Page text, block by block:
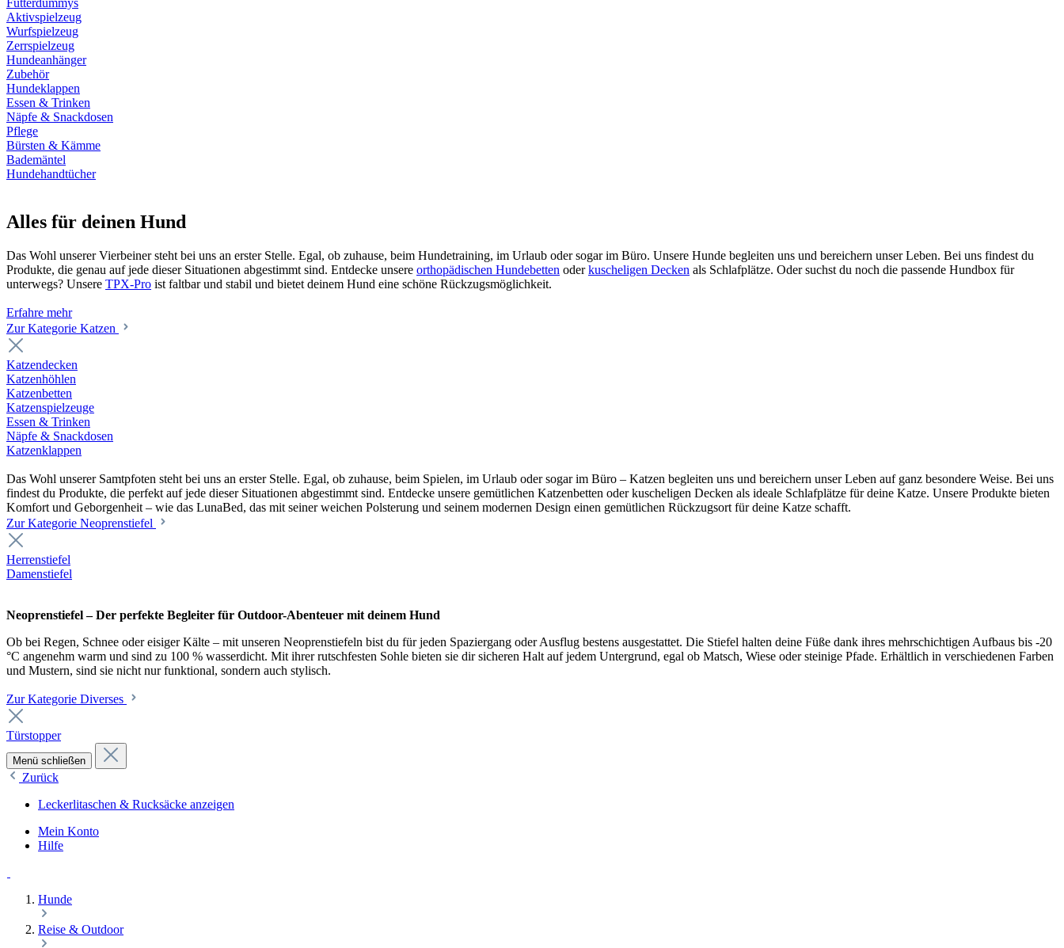
Futterdummys
Aktivspielzeug
Wurfspielzeug
Zerrspielzeug
Hundeanhänger
Zubehör
Hundeklappen
Essen & Trinken
Näpfe & Snackdosen
Pflege
Bürsten & Kämme
Bademäntel
Hundehandtücher
Alles für deinen Hund
Das Wohl unserer Vierbeiner steht bei uns an erster Stelle. Egal, ob zuhause, beim Hundetraining, im Urlaub oder sogar im Büro. Unsere Hunde begleiten uns und bereichern unser Leben. Bei uns findest du
Produkte, die genau auf jede dieser Situationen abgestimmt sind. Entdecke unsere orthopädischen Hundebetten oderkuscheligen Decken als Schlafplätze. Oder suchst du noch die passende Hundbox für
unterwegs? Unsere TPX-Pro ist faltbar und stabil und bietet deinem Hund eine schöne Rückzugsmöglichkeit.
Erfahre mehr
Zur Kategorie Katzen
Katzendecken
Katzenhöhlen
Katzenbetten
Katzenspielzeuge
Essen & Trinken
Näpfe & Snackdosen
Katzenklappen
Das Wohl unserer Samtpfoten steht bei uns an erster Stelle. Egal, ob zuhause, beim Spielen, im Urlaub oder sogar im Büro – Katzen begleiten uns und bereichern unser Leben auf ganz besondere Weise. Bei uns
findest du Produkte, die perfekt auf jede dieser Situationen abgestimmt sind. Entdecke unsere gemütlichen Katzenbetten oder kuscheligen Decken als ideale Schlafplätze für deine Katze. Unsere Produkte bieten
Komfort und Geborgenheit – wie das LunaBed, das mit seiner weichen Polsterung und seinem modernen Design einen gemütlichen Rückzugsort für deine Katze schafft.
Zur Kategorie Neoprenstiefel
Herrenstiefel
Damenstiefel
Neoprenstiefel – Der perfekte Begleiter für Outdoor-Abenteuer mit deinem Hund
Ob bei Regen, Schnee oder eisiger Kälte – mit unseren Neoprenstiefeln bist du für jeden Spaziergang oder Ausflug bestens ausgestattet. Die Stiefel halten deine Füße dank ihres mehrschichtigen Aufbaus bis -20
°C angenehm warm und sind zu 100 % wasserdicht. Mit ihrer rutschfesten Sohle bieten sie dir sicheren Halt auf jedem Untergrund, egal ob Matsch, Wiese oder steinige Pfade. Erhältlich in verschiedenen Farben
und Mustern, sind sie nicht nur funktional, sondern auch stylisch.
Zur Kategorie Diverses
Türstopper
Menü schließen
Zurück
Leckerlitaschen & Rucksäcke anzeigen
Mein Konto
Hilfe
Hunde
Reise & Outdoor